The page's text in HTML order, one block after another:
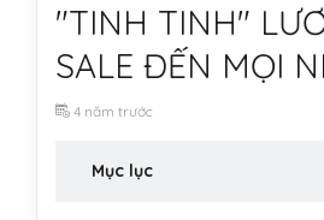
"TINH TINH"
SALE ĐẾN MỌI
4 năm trước
Mục lục